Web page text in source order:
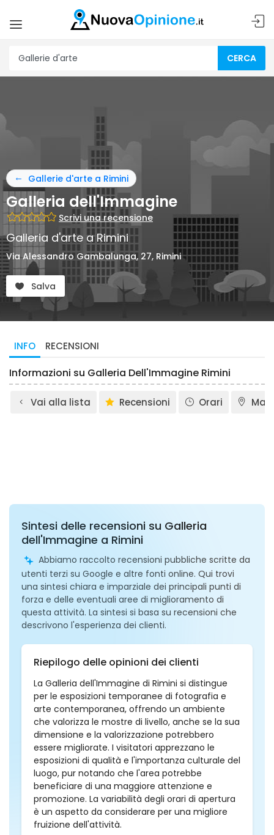
CERCA
Gallerie d'arte a Rimini
Galleria dell'Immagine
Scrivi una recensione
Galleria d'arte a Rimini
Via Alessandro Gambalunga, 27, Rimini
Salva
INFO RECENSIONI
Informazioni su Galleria Dell'Immagine Rimini
Vai alla lista Recensioni Orari
Sintesi delle recensioni su Galleria
dell'Immagine a Rimini
Abbiamo raccolto recensioni pubbliche scritte da
utenti terzi su Google e altre fonti online. Qui trovi
una sintesi chiara e imparziale dei principali punti di
forza e delle eventuali aree di miglioramento di
questa attività. La sintesi si basa su recensioni che
descrivono l'esperienza dei clienti.
Riepilogo delle opinioni dei clienti
La Galleria dell'Immagine di Rimini si distingue
per le esposizioni temporanee di fotografia e
arte contemporanea, offrendo un ambiente
che valorizza le mostre di livello, anche se la sua
dimensione e la valorizzazione potrebbero
essere migliorate. I visitatori apprezzano le
esposizioni di qualità e l'importanza culturale del
luogo, pur notando che l'area potrebbe
beneficiare di una maggiore attenzione e
promozione. La variabilità degli orari di apertura
è un aspetto da considerare per una migliore
fruizione dell'attività.